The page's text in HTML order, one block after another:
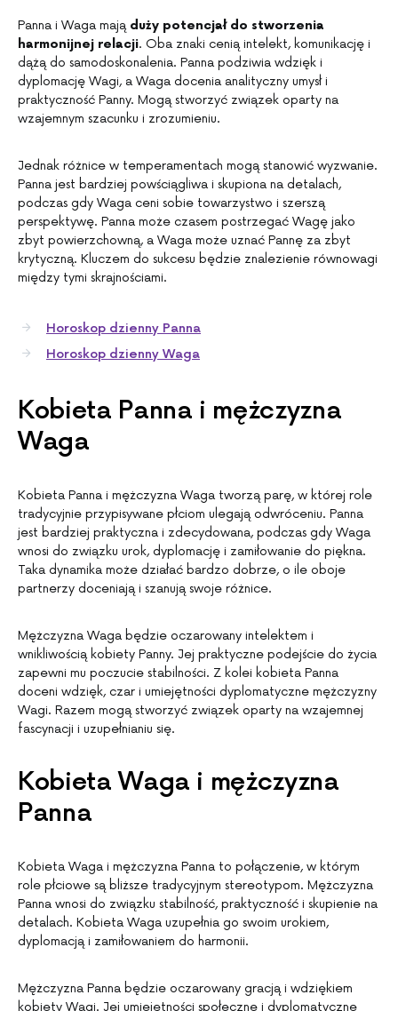
Panna i Waga mają duży potencjał do stworzenia
harmonijnej relacji. Oba znaki cenią intelekt, komunikację i
dążą do samodoskonalenia. Panna podziwia wdzięk i
dyplomację Wagi, a Waga docenia analityczny umysł i
praktyczność Panny. Mogą stworzyć związek oparty na
wzajemnym szacunku i zrozumieniu.
Jednak różnice w temperamentach mogą stanowić wyzwanie.
Panna jest bardziej powściągliwa i skupiona na detalach,
podczas gdy Waga ceni sobie towarzystwo i szerszą
perspektywę. Panna może czasem postrzegać Wagę jako
zbyt powierzchowną, a Waga może uznać Pannę za zbyt
krytyczną. Kluczem do sukcesu będzie znalezienie równowagi
między tymi skrajnościami.
Horoskop dzienny Panna
Horoskop dzienny Waga
Kobieta Panna i mężczyzna
Waga
Kobieta Panna i mężczyzna Waga tworzą parę, w której role
tradycyjnie przypisywane płciom ulegają odwróceniu. Panna
jest bardziej praktyczna i zdecydowana, podczas gdy Waga
wnosi do związku urok, dyplomację i zamiłowanie do piękna.
Taka dynamika może działać bardzo dobrze, o ile oboje
partnerzy doceniają i szanują swoje różnice.
Mężczyzna Waga będzie oczarowany intelektem i
wnikliwością kobiety Panny. Jej praktyczne podejście do życia
zapewni mu poczucie stabilności. Z kolei kobieta Panna
doceni wdzięk, czar i umiejętności dyplomatyczne mężczyzny
Wagi. Razem mogą stworzyć związek oparty na wzajemnej
fascynacji i uzupełnianiu się.
Kobieta Waga i mężczyzna
Panna
Kobieta Waga i mężczyzna Panna to połączenie, w którym
role płciowe są bliższe tradycyjnym stereotypom. Mężczyzna
Panna wnosi do związku stabilność, praktyczność i skupienie na
detalach. Kobieta Waga uzupełnia go swoim urokiem,
dyplomacją i zamiłowaniem do harmonii.
Mężczyzna Panna będzie oczarowany gracją i wdziękiem
kobiety Wagi. Jej umiejętności społeczne i dyplomatyczne